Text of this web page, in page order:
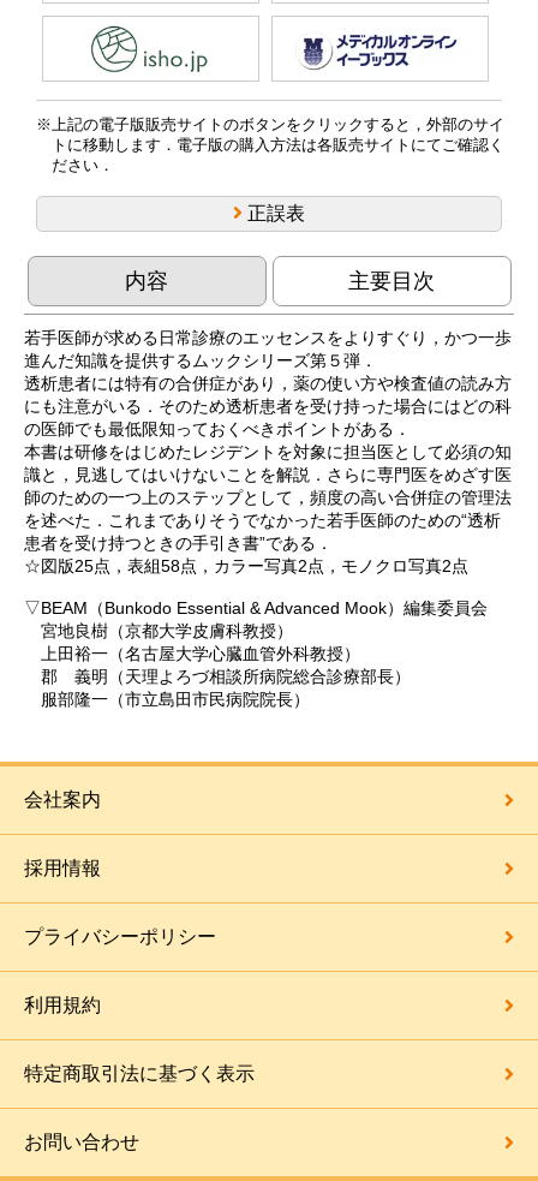
上記の電子版販売サイトのボタンをクリックすると，外部のサイ
トに移動します．電子版の購入方法は各販売サイトにてご確認く
ださい．
正誤表
内容 主要目次
若手医師が求める日常診療のエッセンスをよりすぐり，かつ一歩
進んだ知識を提供するムックシリーズ第５弾．
透析患者には特有の合併症があり，薬の使い方や検査値の読み方
にも注意がいる．そのため透析患者を受け持った場合にはどの科
の医師でも最低限知っておくべきポイントがある．
本書は研修をはじめたレジデントを対象に担当医として必須の知
識と，見逃してはいけないことを解説．さらに専門医をめざす医
師のための一つ上のステップとして，頻度の高い合併症の管理法
を述べた．これまでありそうでなかった若手医師のための“透析
患者を受け持つときの手引き書”である．
☆図版25点，表組58点，カラー写真2点，モノクロ写真2点
▽BEAM（Bunkodo Essential & Advanced Mook）編集委員会
宮地良樹（京都大学皮膚科教授）
上田裕一（名古屋大学心臓血管外科教授）
郡 義明（天理よろづ相談所病院総合診療部長）
服部隆一（市立島田市民病院院長）
会社案内
採用情報
プライバシーポリシー
利用規約
特定商取引法に基づく表示
お問い合わせ